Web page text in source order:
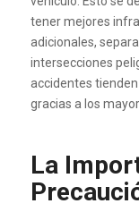
tener mejores
adicionales,
intersecciones
accidentes
gracias a los
La